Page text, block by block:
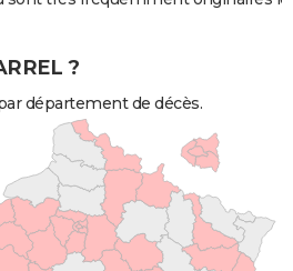
?
département de décès.